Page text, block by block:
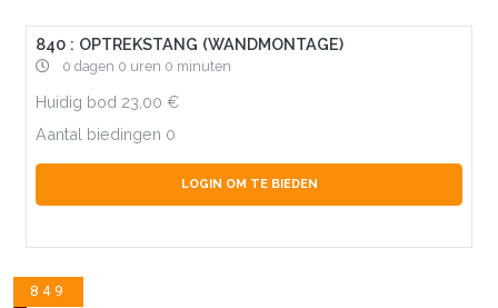
840 : OPTREKSTANG (WANDMONTAGE)
0 dagen 0 uren 0 minuten
Huidig bod 23,00
Aantal biedingen 0
LOGIN OM TE BIEDEN
849